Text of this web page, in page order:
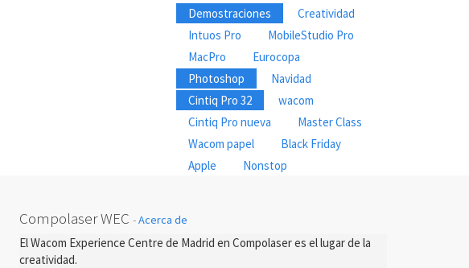
Demostraciones
Creatividad
Intuos Pro
MobileStudio Pro
MacPro
Eurocopa
Photoshop
Navidad
Cintiq Pro 32
wacom
Cintiq Pro nueva
Master Class
Wacom papel
Black Friday
Apple
Nonstop
Compolaser WEC -Acerca de
El Wacom Experience Centre de Madrid en Compolaser es el lugar de la
creatividad.